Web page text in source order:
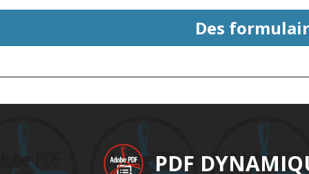
Des
PDF